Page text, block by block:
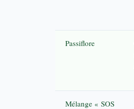
Passiflore
Mélange « SOS